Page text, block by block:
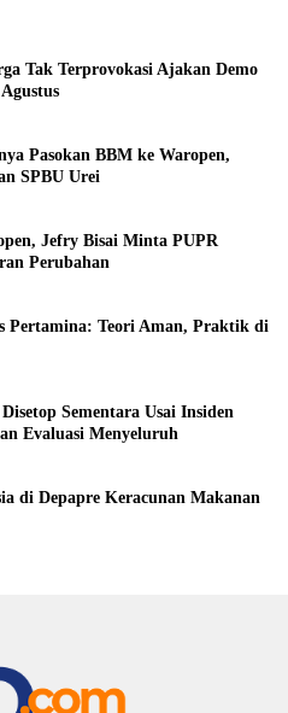
Tak Terprovokasi Ajakan Demo
Pasokan BBM ke Waropen,
SPBU Urei
Jefry Bisai Minta PUPR
Perubahan
Pertamina: Teori Aman, Praktik di
Sementara Usai Insiden
Evaluasi Menyeluruh
di Depapre Keracunan Makanan